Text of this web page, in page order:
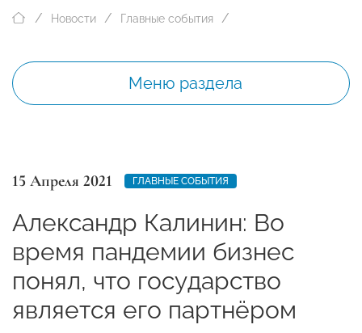
Новости Главные события
Меню раздела
15 Апреля 2021 ГЛАВНЫЕ СОБЫТИЯ
Александр Калинин: Во
время пандемии бизнес
понял, что государство
является его партнёром